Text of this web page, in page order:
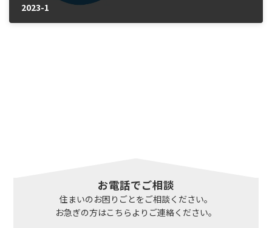
2023-1
お電話でご相談
住まいのお困りごとをご相談ください。
お急ぎの方はこちらより ご連絡ください。